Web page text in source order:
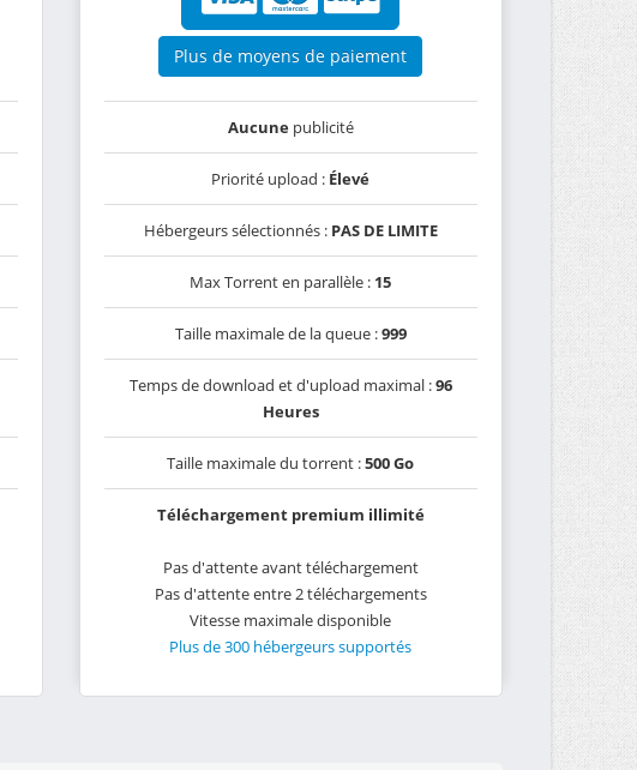
Plus de moyens de paiement
Aucunepublicité
Priorité upload : Élevé
Hébergeurs sélectionnés : PAS DE LIMITE
Max Torrent en parallèle : 15
Taille maximale de la queue :999
Temps de download et d'upload maximal :96
Heures
Taille maximale du torrent :500 Go
Téléchargement premium illimité
Pas d'attente avant téléchargement
Pas d'attente entre 2 téléchargements
Vitesse maximale disponible
Plus de 300 hébergeurs supportés